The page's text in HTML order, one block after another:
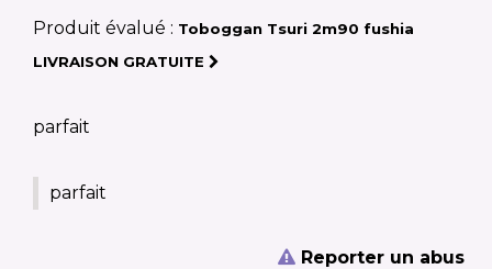
Produit évalué : Toboggan Tsuri 2m90 fushia
LIVRAISON GRATUITE
parfait
parfait
Reporter un abus